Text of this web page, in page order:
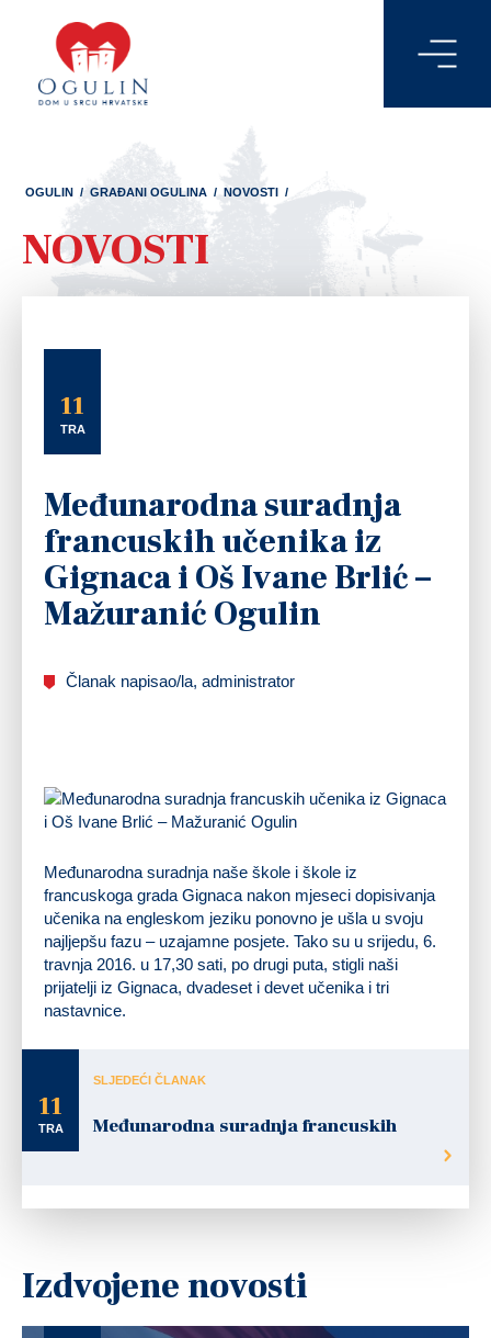
OGULIN / GRAĐANI OGULINA / NOVOSTI /
NOVOSTI
11
TRA
Međunarodna suradnja
francuskih učenika iz
Gignaca i Oš Ivane Brlić –
Mažuranić Ogulin
Članak napisao/la, administrator
Međunarodna suradnja naše škole i škole iz
francuskoga grada Gignaca nakon mjeseci dopisivanja
učenika na engleskom jeziku ponovno je ušla u svoju
najljepšu fazu – uzajamne posjete. Tako su u srijedu, 6.
travnja 2016. u 17,30 sati, po drugi puta, stigli naši
prijatelji iz Gignaca, dvadeset i devet učenika i tri
nastavnice.
11
TRA
SLJEDEĆI ČLANAK
Međunarodna suradnja francuskih
Izdvojene novosti